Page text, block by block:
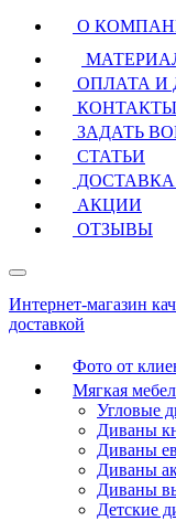
О
ОПЛАТА И
КОНТАКТЫ
ЗАДАТЬ
СТАТЬИ
АКЦИИ
ОТЗЫВЫ
Интернет-магазин
доставкой
Фото от
Мягкая
Угловые
Диваны
Диваны
Диваны
Диваны
Детские